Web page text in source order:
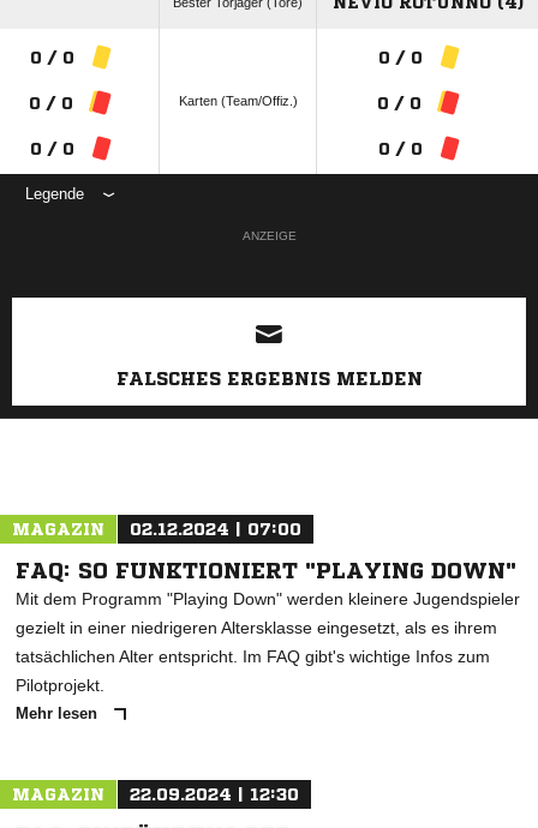
0 / 0
0 / 0
0 / 0
Karten (Team/Offiz.)
0 / 0
0 / 0
0 / 0
Legende
ANZEIGE
FALSCHES ERGEBNIS MELDEN
MAGAZIN 02.12.2024 | 07:00
FAQ: SO FUNKTIONIERT "PLAYING DOWN"
Mit dem Programm "Playing Down" werden kleinere Jugendspieler
gezielt in einer niedrigeren Altersklasse eingesetzt, als es ihrem
tatsächlichen Alter entspricht. Im FAQ gibt's wichtige Infos zum
Pilotprojekt.
Mehr lesen
MAGAZIN 22.09.2024 | 12:30